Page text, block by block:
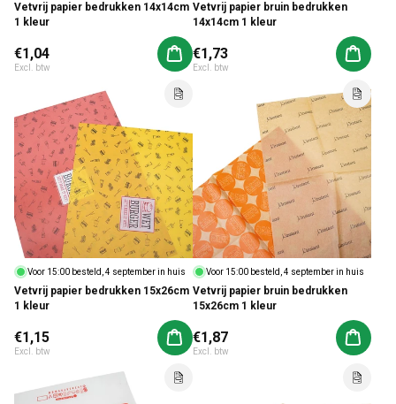
Vetvrij papier bedrukken 14x14cm
1 kleur
Normale prijs
€1,04
Excl. btw
Aan winkelwagen toevoegen
Vetvrij papier bruin bedrukken
14x14cm 1 kleur
Normale prijs
€1,73
Excl. btw
Aan
Voor 15:00 besteld, 4 september in huis
Vetvrij papier bedrukken 15x26cm
1 kleur
Normale prijs
€1,15
Excl. btw
Aan winkelwagen toevoegen
Voor 15:00 besteld, 4 september in huis
Vetvrij papier bruin bedrukken
15x26cm 1 kleur
Normale prijs
€1,87
Excl. btw
Aan